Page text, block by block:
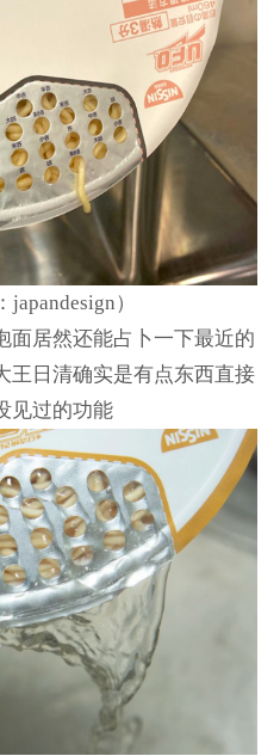
）
面居然还能占卜一下最近的
王日清确实是有点东西直接
见过的功能